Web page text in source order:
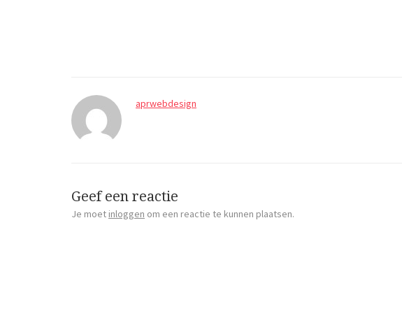
aprwebdesign
Geef een reactie
Je moet inloggen om een reactie te kunnen plaatsen.